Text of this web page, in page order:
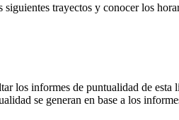
trayectos y conocer los
los informes de puntualidad de esta
se generan en base a los